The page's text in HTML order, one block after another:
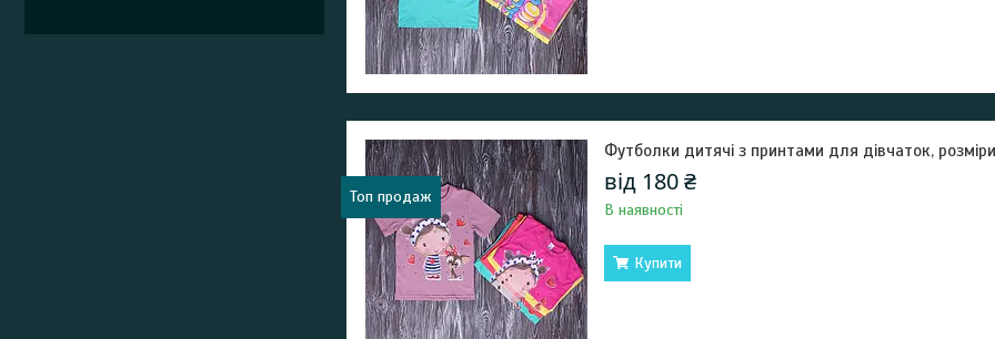
Топ продаж
Футболки дитячі з принтами для дівчаток,
від 180 ₴
В наявності
Купити